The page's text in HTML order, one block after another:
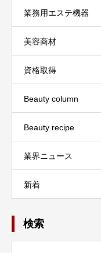
業務用エステ機器
美容商材
資格取得
Beauty column
Beauty recipe
業界ニュース
新着
検索